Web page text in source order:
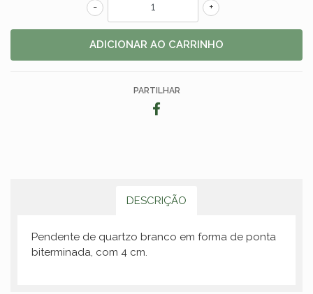
+
-
PARTILHAR
DESCRIÇÃO
Pendente de quartzo branco em forma de ponta
biterminada, com 4 cm.